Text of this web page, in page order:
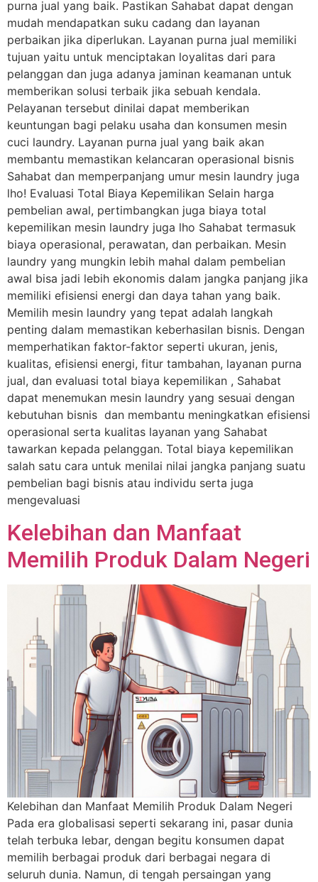
purna jual yang baik. Pastikan Sahabat dapat dengan
mudah mendapatkan suku cadang dan layanan
perbaikan jika diperlukan. Layanan purna jual memiliki
tujuan yaitu untuk menciptakan loyalitas dari para
pelanggan dan juga adanya jaminan keamanan untuk
memberikan solusi terbaik jika sebuah kendala.
Pelayanan tersebut dinilai dapat memberikan
keuntungan bagi pelaku usaha dan konsumen mesin
cuci laundry. Layanan purna jual yang baik akan
membantu memastikan kelancaran operasional bisnis
Sahabat dan memperpanjang umur mesin laundry juga
lho! Evaluasi Total Biaya Kepemilikan Selain harga
pembelian awal, pertimbangkan juga biaya total
kepemilikan mesin laundry juga lho Sahabat termasuk
biaya operasional, perawatan, dan perbaikan. Mesin
laundry yang mungkin lebih mahal dalam pembelian
awal bisa jadi lebih ekonomis dalam jangka panjang jika
memiliki efisiensi energi dan daya tahan yang baik.
Memilih mesin laundry yang tepat adalah langkah
penting dalam memastikan keberhasilan bisnis. Dengan
memperhatikan faktor-faktor seperti ukuran, jenis,
kualitas, efisiensi energi, fitur tambahan, layanan purna
jual, dan evaluasi total biaya kepemilikan , Sahabat
dapat menemukan mesin laundry yang sesuai dengan
kebutuhan bisnis dan membantu meningkatkan efisiensi
operasional serta kualitas layanan yang Sahabat
tawarkan kepada pelanggan. Total biaya kepemilikan
salah satu cara untuk menilai nilai jangka panjang suatu
pembelian bagi bisnis atau individu serta juga
mengevaluasi
Kelebihan dan Manfaat
Memilih Produk Dalam Negeri
Kelebihan dan Manfaat Memilih Produk Dalam Negeri
Pada era globalisasi seperti sekarang ini, pasar dunia
telah terbuka lebar, dengan begitu konsumen dapat
memilih berbagai produk dari berbagai negara di
seluruh dunia. Namun, di tengah persaingan yang